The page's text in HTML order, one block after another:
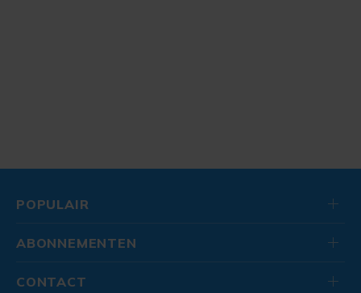
POPULAIR
ABONNEMENTEN
CONTACT